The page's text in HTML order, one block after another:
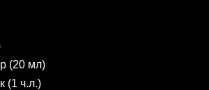
(20 мл)
(1 ч.л.)